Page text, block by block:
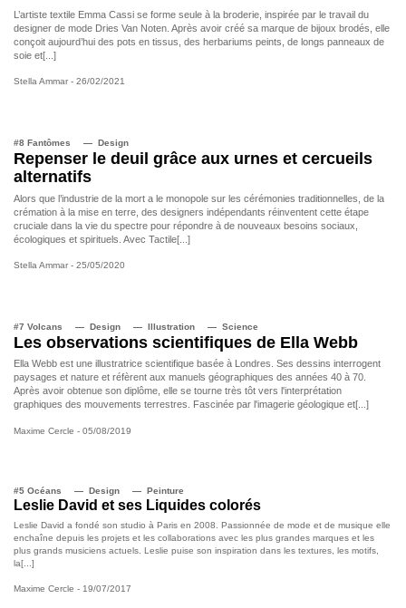
L’artiste textile Emma Cassi se forme seule à la broderie, inspirée par le travail du
designer de mode Dries Van Noten. Après avoir créé sa marque de bijoux brodés, elle
conçoit aujourd’hui des pots en tissus, des herbariums peints, de longs panneaux de
soie et[...]
Stella Ammar - 26/02/2021
#8 Fantômes Design
Repenser le deuil grâce aux urnes et cercueils
alternatifs
Alors que l’industrie de la mort a le monopole sur les cérémonies traditionnelles, de la
crémation à la mise en terre, des designers indépendants réinventent cette étape
cruciale dans la vie du spectre pour répondre à de nouveaux besoins sociaux,
écologiques et spirituels. Avec Tactile[...]
Stella Ammar - 25/05/2020
#7 Volcans Design Illustration Science
Les observations scientifiques de Ella Webb
Ella Webb est une illustratrice scientifique basée à Londres. Ses dessins interrogent
paysages et nature et réfèrent aux manuels géographiques des années 40 à 70.
Après avoir obtenue son diplôme, elle se tourne très tôt vers l'interprétation
graphiques des mouvements terrestres. Fascinée par l'imagerie géologique et[...]
Maxime Cercle - 05/08/2019
#5 Océans Design Peinture
Leslie David et ses Liquides colorés
Leslie David a fondé son studio à Paris en 2008. Passionnée de mode et de musique elle
enchaîne depuis les projets et les collaborations avec les plus grandes marques et les
plus grands musiciens actuels. Leslie puise son inspiration dans les textures, les motifs,
la[...]
Maxime Cercle - 19/07/2017